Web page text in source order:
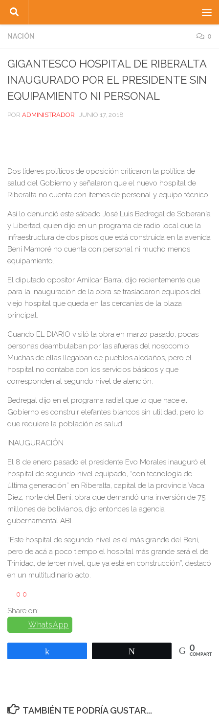
Saltar al contenido
NACIÓN 0
GIGANTESCO HOSPITAL DE RIBERALTA
INAUGURADO POR EL PRESIDENTE SIN
EQUIPAMIENTO NI PERSONAL
POR ADMINISTRADOR · JUNIO 17, 2018
Dos líderes políticos de oposición criticaron la política de
salud del Gobierno y señalaron que el nuevo hospital de
Riberalta no cuenta con ítemes de personal y equipo técnico.
Así lo denunció este sábado José Luis Bedregal de Soberanía
y Libertad, quien dijo en un programa de radio local que la
infraestructura de dos pisos que está construida en la avenida
Beni Mamoré no cuenta con personal ni mucho menos
equipamiento.
El diputado opositor Amilcar Barral dijo recientemente que
para la inauguración de la obra se trasladaron equipos del
viejo hospital que queda en las cercanías de la plaza
principal.
Cuando EL DIARIO visitó la obra en marzo pasado, pocas
personas deambulaban por las afueras del nosocomio.
Muchas de ellas llegaban de pueblos aledaños, pero el
hospital no contaba con los servicios básicos y que
corresponden al segundo nivel de atención.
Bedregal dijo en el programa radial que lo que hace el
Gobierno es construir elefantes blancos sin utilidad, pero lo
que requiere la población es salud.
INAUGURACIÓN
El 8 de enero pasado el presidente Evo Morales inauguró el
hospital de segundo nivel equipado, “con tecnología de
última generación” en Riberalta, capital de la provincia Vaca
Díez, norte del Beni, obra que demandó una inversión de 75
millones de bolivianos, dijo entonces la agencia
gubernamental ABI.
“Este hospital de segundo nivel es el más grande del Beni,
pero de acá a poco tiempo el hospital más grande será el de
Trinidad, de tercer nivel, que ya está en construcción”, destacó
en un multitudinario acto.
0 0
Share on:
WhatsApp
0
COMPARTIR
TAMBIÉN TE PODRÍA GUSTAR...